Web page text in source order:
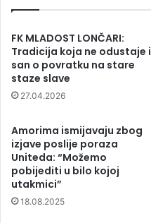
FK MLADOST LONČARI:
Tradicija koja ne odustaje i
san o povratku na stare
staze slave
27.04.2026
Amorima ismijavaju zbog
izjave poslije poraza
Uniteda: “Možemo
pobijediti u bilo kojoj
utakmici”
18.08.2025